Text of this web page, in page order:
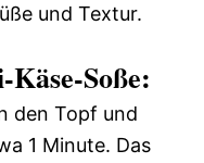
und Textur.
Soße:
den Topf und
1 Minute. Das